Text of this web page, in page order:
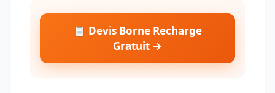
📋 Devis Borne Recharge
Gratuit →